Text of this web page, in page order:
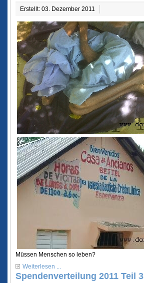
Erstellt: 03. Dezember 2011
Müssen Menschen so leben?
Weiterlesen ...
Spendenverteilung 2011 Teil 3